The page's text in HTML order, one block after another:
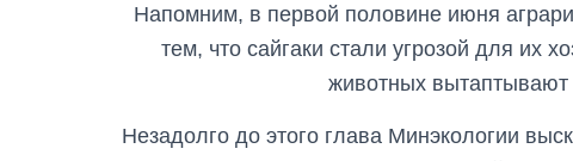
Напомним, в первой половине июня
тем, что сайгаки стали угрозой для их
животных
Незадолго до этого глава Минэкологии